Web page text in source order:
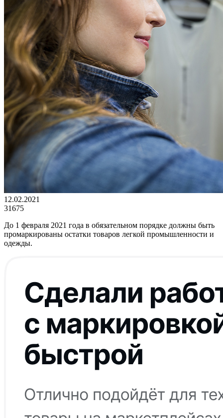
12.02.2021
31675
До 1 февраля 2021 года в обязательном порядке должны быть
промаркированы остатки товаров легкой промышленности и
одежды.